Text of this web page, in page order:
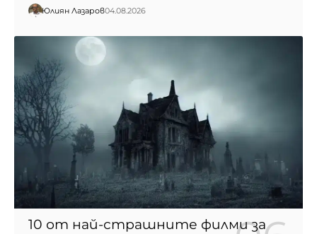
Юлиян Лазаров04.08.2026
10 от най-страшните филми за